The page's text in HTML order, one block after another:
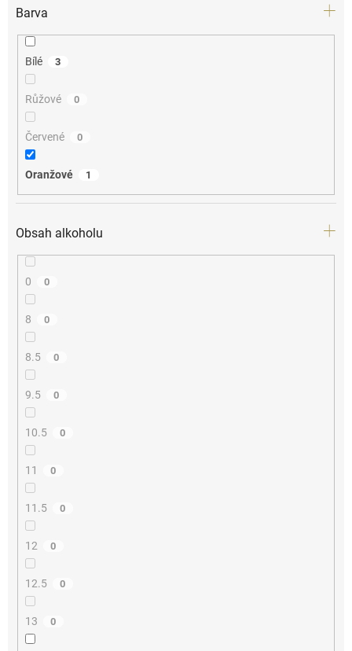
Barva
Bílé 3
Růžové 0
Červené 0
Oranžové 1
Obsah alkoholu
0 0
8 0
8.5 0
9.5 0
10.5 0
11 0
11.5 0
12 0
12.5 0
13 0